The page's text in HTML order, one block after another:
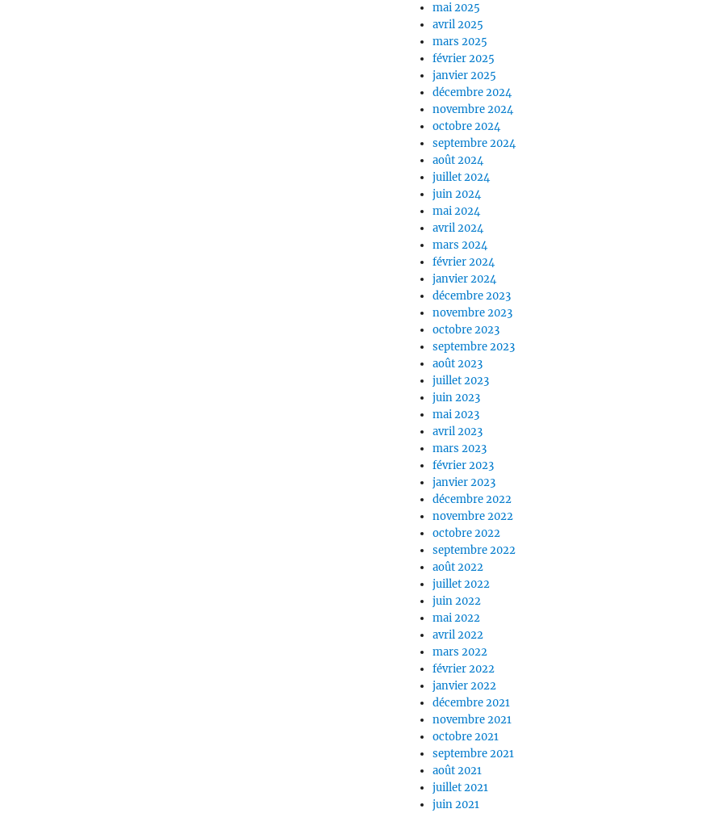
mai 2025
avril 2025
mars 2025
février 2025
janvier 2025
décembre 2024
novembre 2024
octobre 2024
septembre 2024
août 2024
juillet 2024
juin 2024
mai 2024
avril 2024
mars 2024
février 2024
janvier 2024
décembre 2023
novembre 2023
octobre 2023
septembre 2023
août 2023
juillet 2023
juin 2023
mai 2023
avril 2023
mars 2023
février 2023
janvier 2023
décembre 2022
novembre 2022
octobre 2022
septembre 2022
août 2022
juillet 2022
juin 2022
mai 2022
avril 2022
mars 2022
février 2022
janvier 2022
décembre 2021
novembre 2021
octobre 2021
septembre 2021
août 2021
juillet 2021
juin 2021